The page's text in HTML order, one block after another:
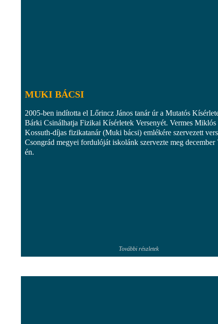
MUKI BÁCSI
2005-ben indította el Lőrincz János tanár úr a Mutatós
Bárki Csinálhatja Fizikai Kísérletek Versenyét. Vermes Miklós
Kossuth-díjas fizikatanár (Muki bácsi) emlékére szervezett
Csongrád megyei fordulóját iskolánk szervezte meg december
én.
További részletek